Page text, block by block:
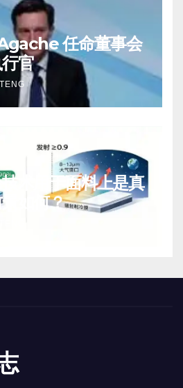
任命董事会
官
TENG
技术用于面料上是真
景如何？